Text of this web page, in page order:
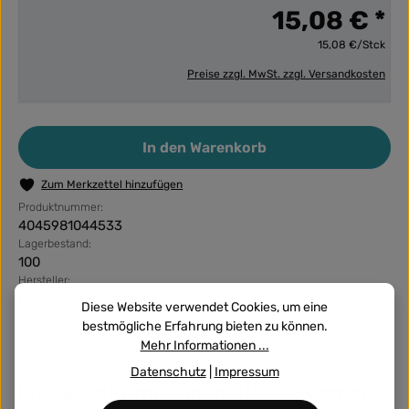
15,08 € *
15,08 €/Stck
Preise zzgl. MwSt. zzgl. Versandkosten
Produkt Anzahl: Gib den gewünschten Wert ein
In den Warenkorb
Zum Merkzettel hinzufügen
Produktnummer:
4045981044533
Lagerbestand:
100
Hersteller:
Konfiguration teilen
Diese Website verwendet Cookies, um eine
bestmögliche Erfahrung bieten zu können.
Mehr Informationen ...
Datenschutz| Impressum